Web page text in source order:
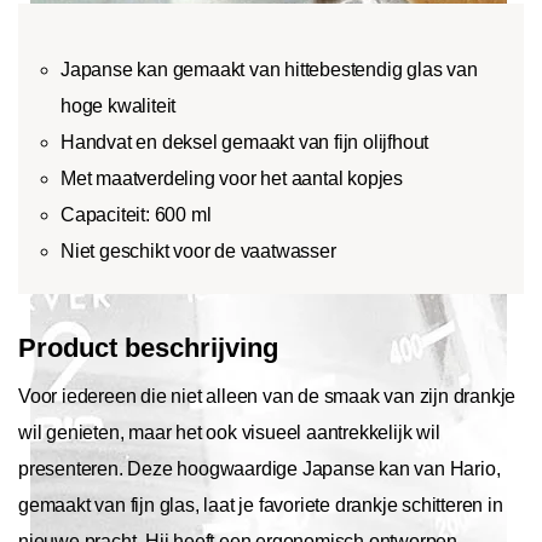
Japanse kan gemaakt van hittebestendig glas van
hoge kwaliteit
Handvat en deksel gemaakt van fijn olijfhout
Met maatverdeling voor het aantal kopjes
Capaciteit: 600 ml
Niet geschikt voor de vaatwasser
Product beschrijving
Voor iedereen die niet alleen van de smaak van zijn drankje
wil genieten, maar het ook visueel aantrekkelijk wil
presenteren. Deze hoogwaardige Japanse kan van Hario,
gemaakt van fijn glas, laat je favoriete drankje schitteren in